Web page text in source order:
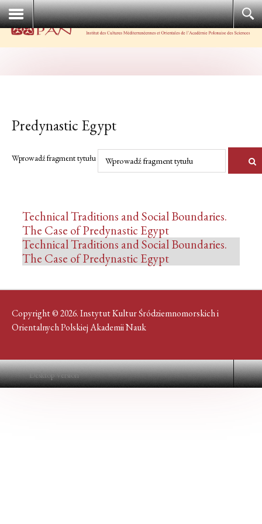
Predynastic Egypt
Wprowadź fragment tytułu
Technical Traditions and Social Boundaries.
The Case of Predynastic Egypt
Technical Traditions and Social Boundaries.
The Case of Predynastic Egypt
Copyright © 2026. Instytut Kultur Śródziemnomorskich i
Orientalnych Polskiej Akademii Nauk
Desktop Version